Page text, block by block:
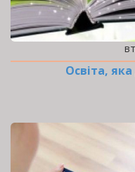
Освіта,